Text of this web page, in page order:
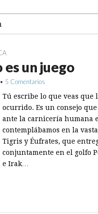
un juego
• 5 Comentarios
Tú escribe lo que veas
ocurrido. Es un consejo
ante la carnicería humana
contemplábamos en la
Tigris y Éufrates, que
conjuntamente en el golfo
e Irak…